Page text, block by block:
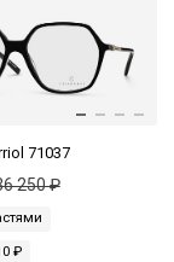
71037
250 ₽
₽